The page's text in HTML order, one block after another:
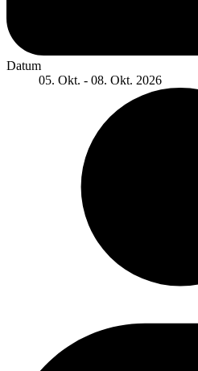
Datum
05. Okt. - 08. Okt. 2026